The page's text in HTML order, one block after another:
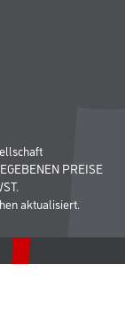
PREISE
aktualisiert.